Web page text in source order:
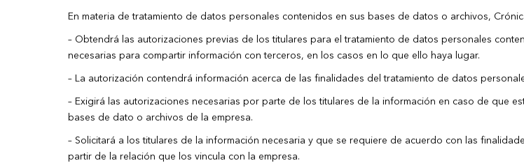
En materia de tratamiento de datos personales contenidos en sus bases de datos o archivos,
– Obtendrá las autorizaciones previas de los titulares para el tratamiento de datos personales
necesarias para compartir información con terceros, en los casos en lo que ello haya lugar.
– La autorización contendrá información acerca de las finalidades del tratamiento de datos
– Exigirá las autorizaciones necesarias por parte de los titulares de la información en caso de que
bases de dato o archivos de la empresa.
– Solicitará a los titulares de la información necesaria y que se requiere de acuerdo con las
partir de la relación que los vincula con la empresa.